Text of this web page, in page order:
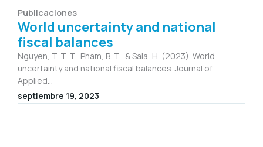
Publicaciones
World uncertainty and national
fiscal balances
Nguyen, T. T. T., Pham, B. T., & Sala, H. (2023). World
uncertainty and national fiscal balances. Journal of
Applied...
septiembre 19, 2023